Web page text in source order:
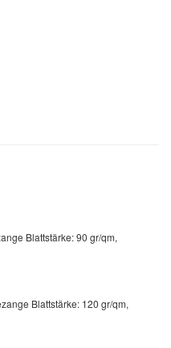
Blattstärke: 90 gr/qm,
Blattstärke: 120 gr/qm,